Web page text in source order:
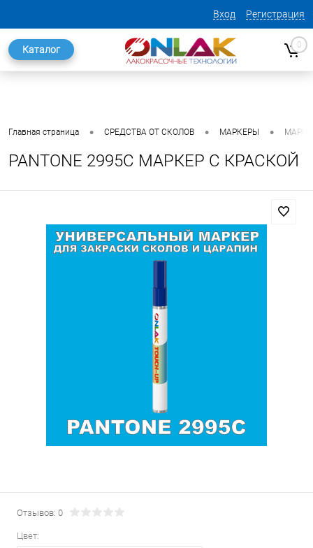
Вход Регистрация
Каталог 0
Главная страница • СРЕДСТВА ОТ СКОЛОВ • МАРКЕРЫ •
PANTONE 2995C МАРКЕР С КРАСКОЙ
Отзывов: 0
Цвет: